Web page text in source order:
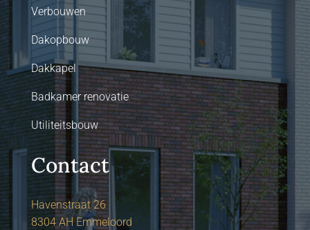
Verbouwen
Dakopbouw
Dakkapel
Badkamer renovatie
Utiliteitsbouw
Contact
Havenstraat 26
8304 AH Emmeloord